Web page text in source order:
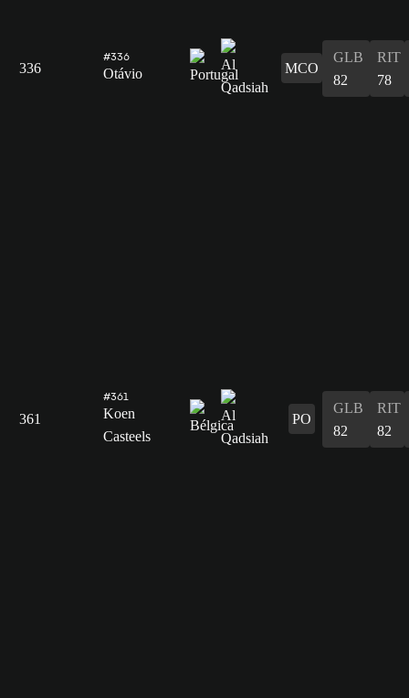
336
#336
Otávio MCO
GLB
82
RIT
78
361
#361
Koen
Casteels
PO
GLB
82
RIT
82